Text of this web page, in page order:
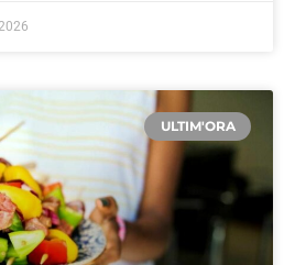
ULTIM'ORA